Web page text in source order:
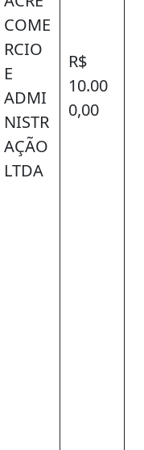
COME
RCIO
E
ADMI
NISTR
AÇÃO
LTDA
R$
10.00
0,00